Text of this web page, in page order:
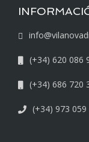
(+34) 620 086
(+34) 686 720
(+34) 973 059